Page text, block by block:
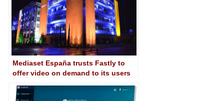
Mediaset España trusts Fastly to
offer video on demand to its users